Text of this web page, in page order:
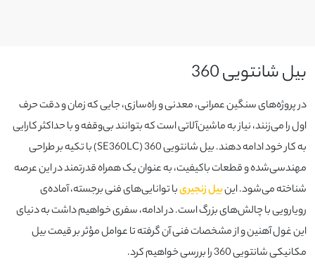
بیل شانتویی 360
در پروژه‌های سنگین عمرانی، معدنی و راه‌سازی، جایی که زمان و دقت حرف
اول را می‌زنند، نیاز به ماشین‌آلاتی است که بتوانند بی‌وقفه و با حداکثر کارایی
به کار خود ادامه دهند. بیل شانتویی 360 (SE360LC) با تکیه بر طراحی
مهندسی‌شده و قطعات باکیفیت، به عنوان یک همراه قدرتمند در این عرصه
شناخته می‌شود. اینبیل زنجیریبا توانایی‌های فنی برجسته، آماده‌ی
رویارویی با چالش‌های بزرگ است. در ادامه، سفری خواهیم داشت به دنیای
این غول آهنین و از مشخصات فنی آن گرفته تا عوامل مؤثر بر قیمت بیل
مکانیکی شانتویی 360 را بررسی خواهیم کرد.